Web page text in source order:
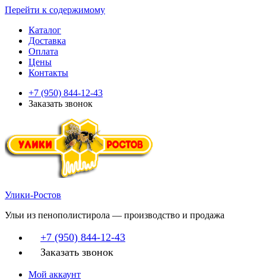
Перейти к содержимому
Каталог
Доставка
Оплата
Цены
Контакты
+7 (950) 844-12-43
Заказать звонок
Улики-Ростов
Ульи из пенополистирола — производство и продажа
+7 (950) 844-12-43
Заказать звонок
Мой аккаунт